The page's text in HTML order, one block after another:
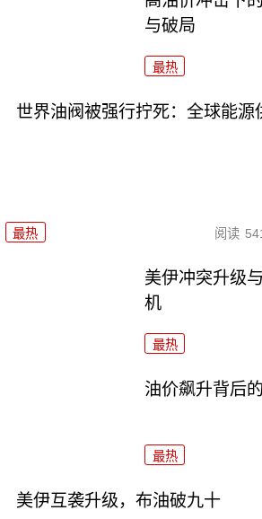
与破局
最热
世界油阀被强行拧死：全球能源
最热 阅读
美伊冲突升级
机
最热
油价飙升背后
最热
美伊互袭升级，布油破九十